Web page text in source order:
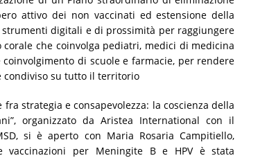
attivo dei non vaccinati ed estensione della
digitali e di prossimità per raggiungere
che coinvolga pediatri, medici di medicina
di scuole e farmacie, per rendere
condiviso su tutto il territorio
fra strategia e consapevolezza: la coscienza della
organizzato da Aristea International con il
si è aperto con Maria Rosaria Campitiello,
vaccinazioni per Meningite B e HPV è stata